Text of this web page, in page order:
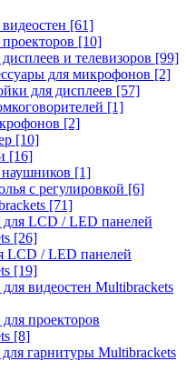
[61]
[10]
и телевизоров [99]
для микрофонов [2]
для дисплеев [57]
[1]
[2]
[10]
[16]
[1]
с регулировкой [6]
[71]
LCD / LED панелей
[26]
LCD / LED панелей
[19]
видеостен Multibrackets
проекторов
[8]
гарнитуры Multibrackets